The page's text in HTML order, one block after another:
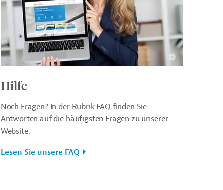
Hilfe
Noch Fragen? In der Rubrik FAQ finden Sie
Antworten auf die häufigsten Fragen zu unserer
Website.
Lesen Sie unsere FAQ